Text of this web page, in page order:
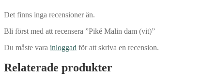
Det finns inga recensioner än.
Bli först med att recensera ”Piké Malin dam (vit)”
Du måste vara inloggad för att skriva en recension.
Relaterade produkter